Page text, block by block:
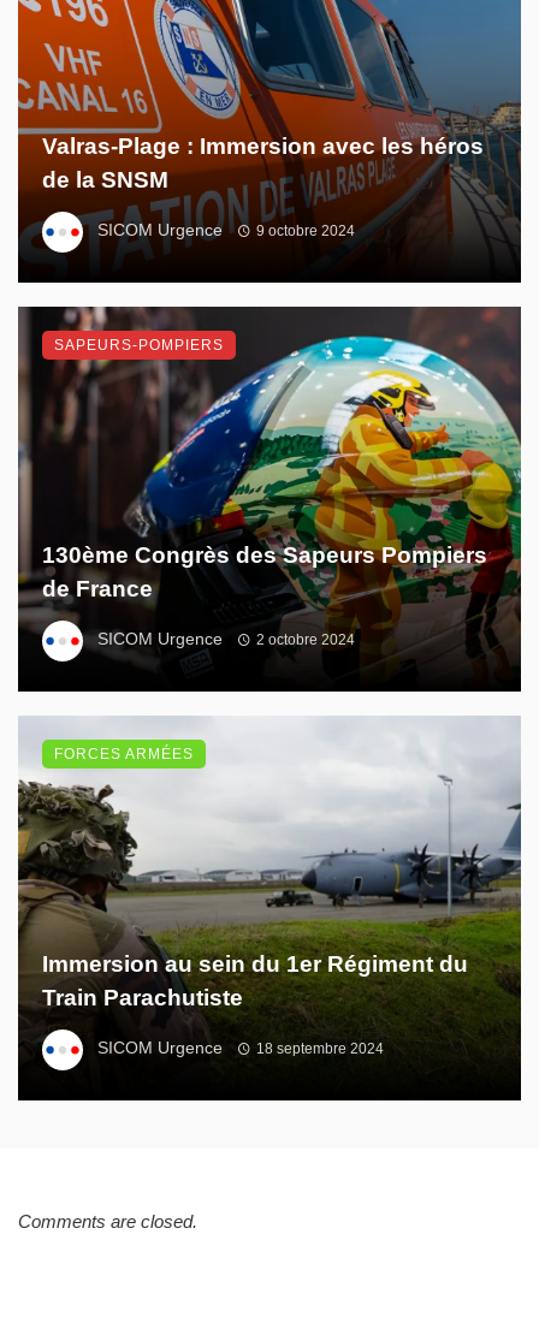
Valras-Plage : Immersion avec les héros
de la SNSM
SICOM Urgence 9 octobre 2024
130ème Congrès des Sapeurs Pompiers
de France
SICOM Urgence 2 octobre 2024
SAPEURS-POMPIERS
Immersion au sein du 1er Régiment du
Train Parachutiste
SICOM Urgence 18 septembre 2024
FORCES ARMÉES
Comments are closed.